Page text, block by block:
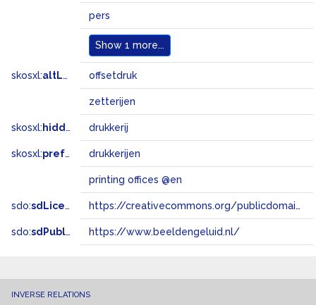
pers
Show 1 more...
skosxl:altLabel offsetdruk
zetterijen
skosxl: hiddenLabel drukkerij
skosxl:prefLabel drukkerijen
printing offices @en
sdo:sdLicense https://creativecommons.org/publicdomain/zero/1.0/
sdo:sdPublisher https://www.beeldengeluid.nl/
INVERSE RELATIONS